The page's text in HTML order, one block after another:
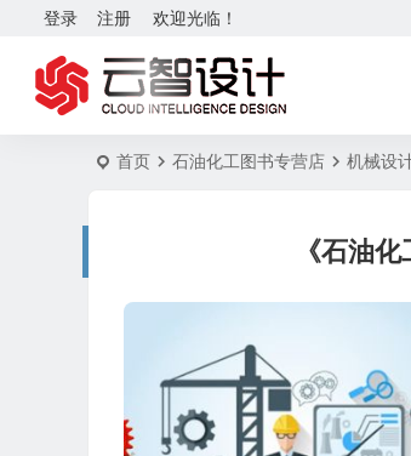
欢迎光临！
登录 注册
首页 石油化工图书专营店 机械设
《石油